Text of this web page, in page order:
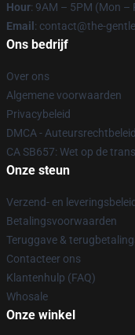
Hour: 9AM – 5PM (Mon –
Email : contact@the-
Ons bedrijf
Over ons
Algemene voorwaarden
Privacybeleid
DMCA - Auteursrechtbeleid
CA SB657: Wet op de
Onze steun
Verzend- en leveringsbeleid
Betalingsvoorwaarden
Teruggave &
Contacteer ons
Klantenhulp (FAQ)
Whosale
Onze winkel